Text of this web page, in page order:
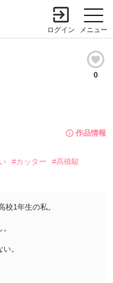
メニュー
ログイン
0
作品情報
#カッター
#高橋駿
校1年生の私。
。